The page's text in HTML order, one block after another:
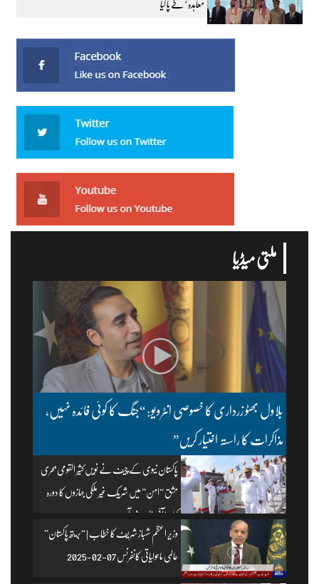
ملتی میڈیا
بلاول بھٹو زرداری کا خصوصی انٹرویو: “جنگ کا کوئی فائدہ نہیں،
مذاکرات کا راستہ اختیار کریں”
پاکستان نیوی کے چیف نے نویں کثیر القومی بحری
مشق “امن” میں شریک غیر ملکی جہازوں کا دورہ
کیا۔ | آئی ایس پی آر
وزیرِ اعظم شہباز شریف کا خطاب | “بریتھ پاکستان”
عالمی ماحولیاتی کانفرنس 07-02-2025